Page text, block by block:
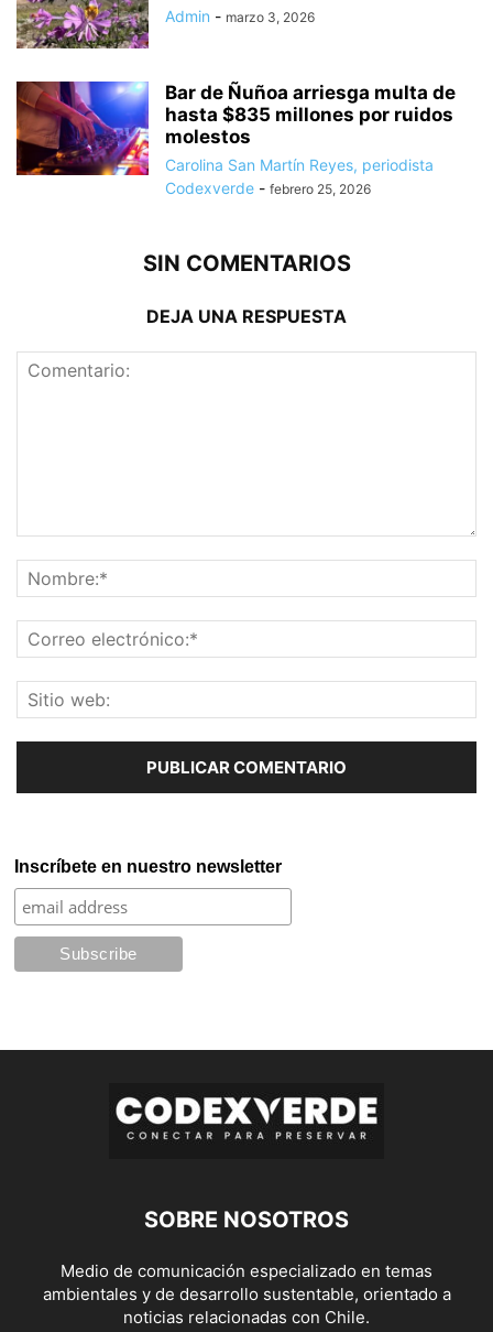
Admin - marzo 3, 2026
Bar de Ñuñoa arriesga multa de
hasta $835 millones por ruidos
molestos
Carolina San Martín Reyes, periodista
Codexverde - febrero 25, 2026
SIN COMENTARIOS
DEJA UNA RESPUESTA
Inscríbete en nuestro newsletter
SOBRE NOSOTROS
Medio de comunicación especializado en temas
ambientales y de desarrollo sustentable, orientado a
noticias relacionadas con Chile.